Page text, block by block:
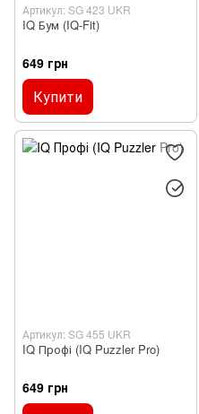
Артикул: SG 423 UKR
IQ Бум (IQ-Fit)
649 грн
Купити
Артикул: SG 455 UKR
IQ Профі (IQ Puzzler Pro)
649 грн